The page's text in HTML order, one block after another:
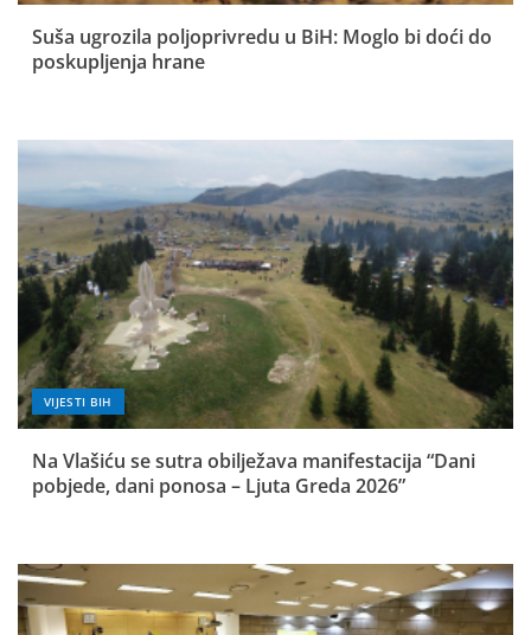
Suša ugrozila poljoprivredu u BiH: Moglo bi doći do
poskupljenja hrane
VIJESTI BIH
Na Vlašiću se sutra obilježava manifestacija “Dani
pobjede, dani ponosa – Ljuta Greda 2026”